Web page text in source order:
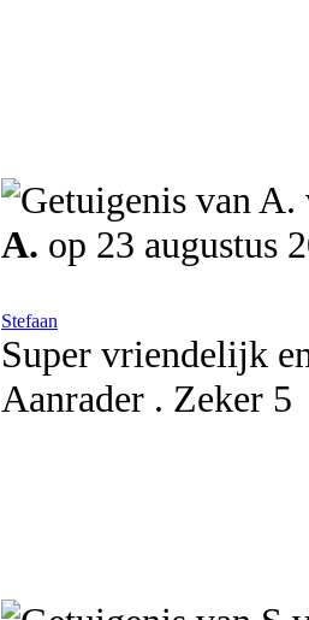
A. op 23 augustus
Stefaan
Super vriendelijk
Aanrader . Zeker 5